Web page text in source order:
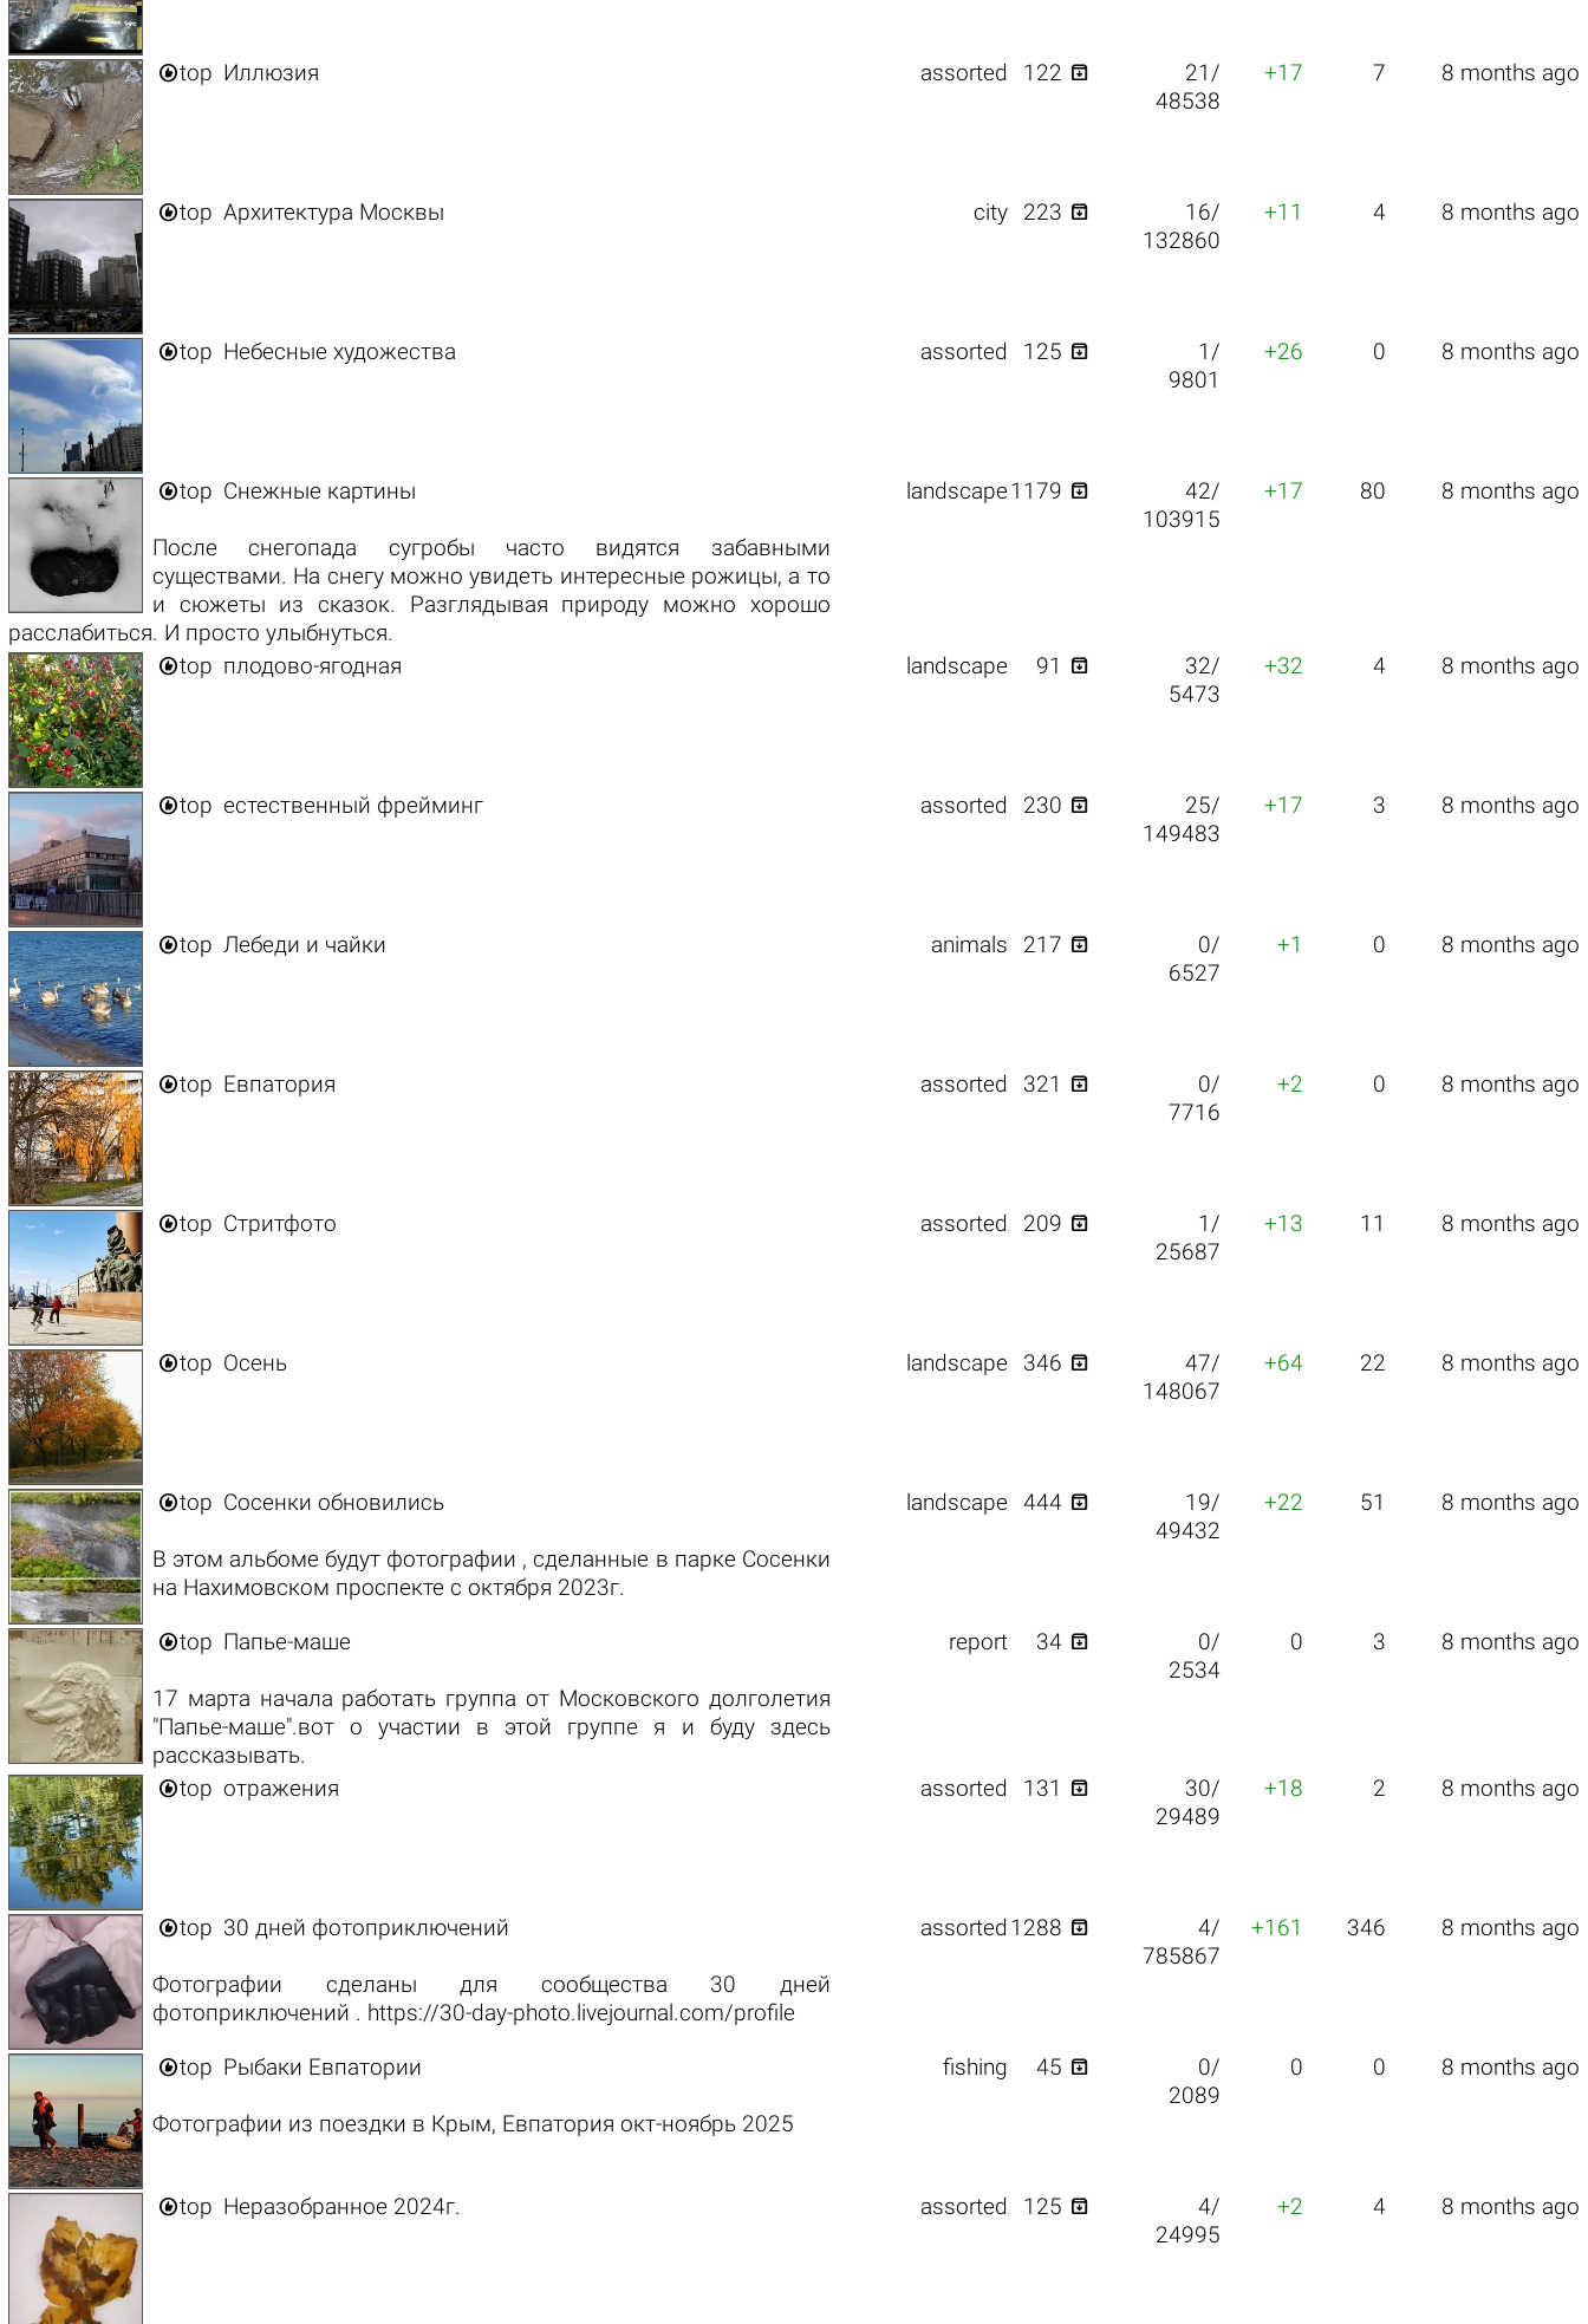
top Иллюзия assorted 122 
21/
48538
+17 7 8 months ago
top Архитектура Москвы city 223 
16/
132860
+11 4 8 months ago
top Небесные художества assorted 125 
1/
9801
+26 0 8 months ago
top Снежные картины
После снегопада сугробы часто видятся забавными
существами. На снегу можно увидеть интересные рожицы, а то
и сюжеты из сказок. Разглядывая природу можно хорошо
расслабиться. И просто улыбнуться.
landscape1179 
42/
103915
+17 80 8 months ago
top плодово-ягодная landscape 91 
32/
5473
+32 4 8 months ago
top естественный фрейминг assorted 230 
25/
149483
+17 3 8 months ago
top Лебеди и чайки animals 217 
0/
6527
+1 0 8 months ago
top Евпатория assorted 321 
0/
7716
+2 0 8 months ago
top Стритфото assorted 209 
1/
25687
+13 11 8 months ago
top Осень landscape 346 
47/
148067
+64 22 8 months ago
top Сосенки обновились
В этом альбоме будут фотографии , сделанные в парке Сосенки
на Нахимовском проспекте с октября 2023г.
landscape 444 
19/
49432
+22 51 8 months ago
top Папье-маше
17 марта начала работать группа от Московского долголетия
"Папье-маше".вот о участии в этой группе я и буду здесь
рассказывать.
report 34 
0/
2534
0 3 8 months ago
top отражения assorted 131 
30/
29489
+18 2 8 months ago
top 30 дней фотоприключений
Фотографии сделаны для сообщества 30 дней
фотоприключений . https://30-day-photo.livejournal.com/profile
assorted 1288 
4/
785867
+161 346 8 months ago
top Рыбаки Евпатории
Фотографии из поездки в Крым, Евпатория окт-ноябрь 2025
fishing 45 
0/
2089
0 0 8 months ago
top Неразобранное 2024г. assorted 125 
4/
24995
+2 4 8 months ago